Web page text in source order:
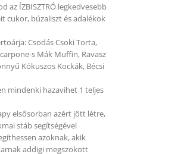
az ÍZBISZTRÓ legkedvesebb
cukor, búzaliszt és adalékok
Csodás Csoki Torta,
s Mák Muffin, Ravasz
Kókuszos Kockák, Bécsi
mindenki hazavihet 1 teljes
elsősorban azért jött létre,
stáb segítségével
azoknak, akik
addigi megszokott